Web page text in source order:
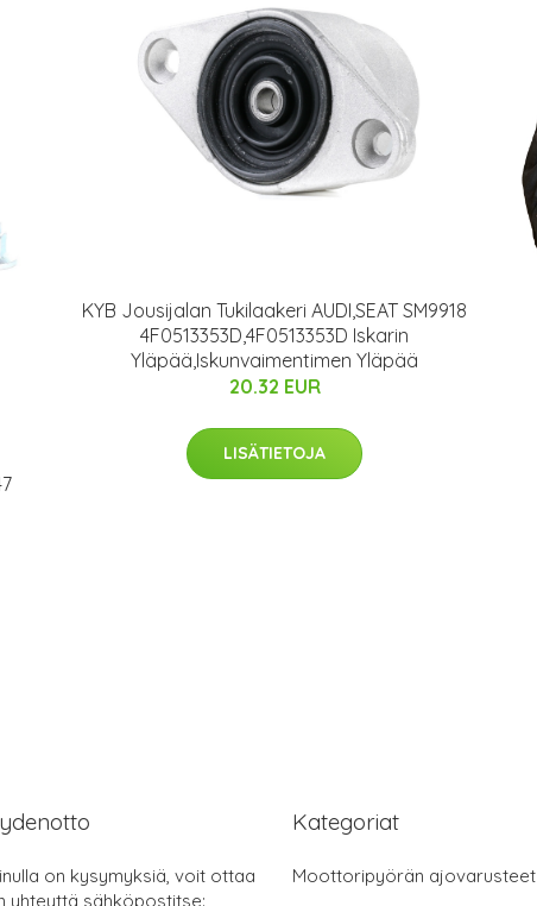
KYB Jousijalan Tukilaakeri AUDI,SEAT SM9918
4F0513353D,4F0513353D Iskarin
Yläpää,Iskunvaimentimen Yläpää
20.32 EUR
LISÄTIETOJA
on kysymyksiä, voit ottaa
yhteyttä sähköpostitse:
Kategoriat
Moottoripyörän ajovarusteet